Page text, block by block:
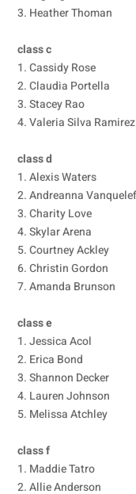
3. Heather Thoman
class c
1. Cassidy Rose
2. Claudia Portella
3. Stacey Rao
4. Valeria Silva Ramirez
class d
1. Alexis Waters
2. Andreanna Vanquelef
3. Charity Love
4. Skylar Arena
5. Courtney Ackley
6. Christin Gordon
7. Amanda Brunson
class e
1. Jessica Acol
2. Erica Bond
3. Shannon Decker
4. Lauren Johnson
5. Melissa Atchley
class f
1. Maddie Tatro
2. Allie Anderson